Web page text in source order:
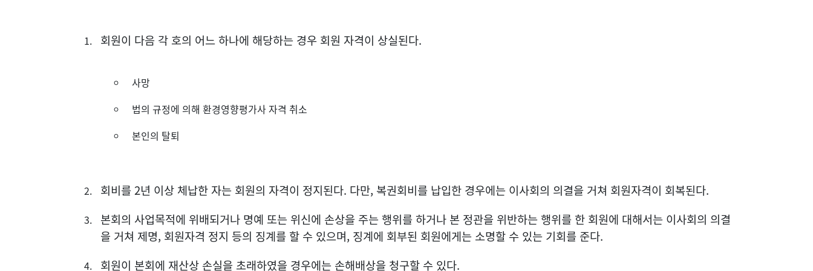
회원이 다음 각 호의 어느 하나에 해당하는 경우 회원 자격이 상실된다.
사망
법의 규정에 의해 환경영향평가사 자격 취소
본인의 탈퇴
회비를 2년 이상 체납한 자는 회원의 자격이 정지된다. 다만, 복권회비를 납입한 경우에는 이사회의 의결을 거쳐 회원자격이 회복된다.
본회의 사업목적에 위배되거나 명예 또는 위신에 손상을 주는 행위를 하거나 본 정관을 위반하는 행위를 한 회원에 대해서는 이사회의 의결
을 거쳐 제명, 회원자격 정지 등의 징계를 할 수 있으며, 징계에 회부된 회원에게는 소명할 수 있는 기회를 준다.
회원이 본회에 재산상 손실을 초래하였을 경우에는 손해배상을 청구할 수 있다.